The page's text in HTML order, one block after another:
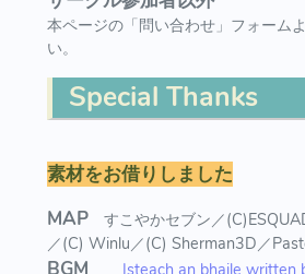
本ページの「問い合わせ」フォーム
い。
Special Thanks
素材をお借りしました
MAP すこやかセブン／
／(C) Winlu／(C) Sherman3D／